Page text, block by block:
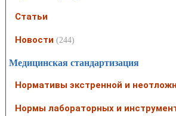
Статьи
Новости (244)
Медицинская стандартизация
Нормативы экстренной и
Нормы лабораторных и